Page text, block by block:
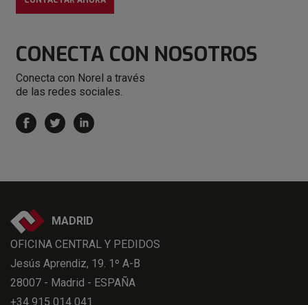
CONECTA CON NOSOTROS
Conecta con Norel a través
de las redes sociales.
MADRID
OFICINA CENTRAL Y PEDIDOS
Jesús Aprendiz, 19. 1º A-B
28007 - Madrid - ESPAÑA
+34 915 014 041